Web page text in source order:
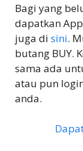
Bagi yang
dapatkan
juga di sini.
butang BUY.
sama ada
atau pun
anda.